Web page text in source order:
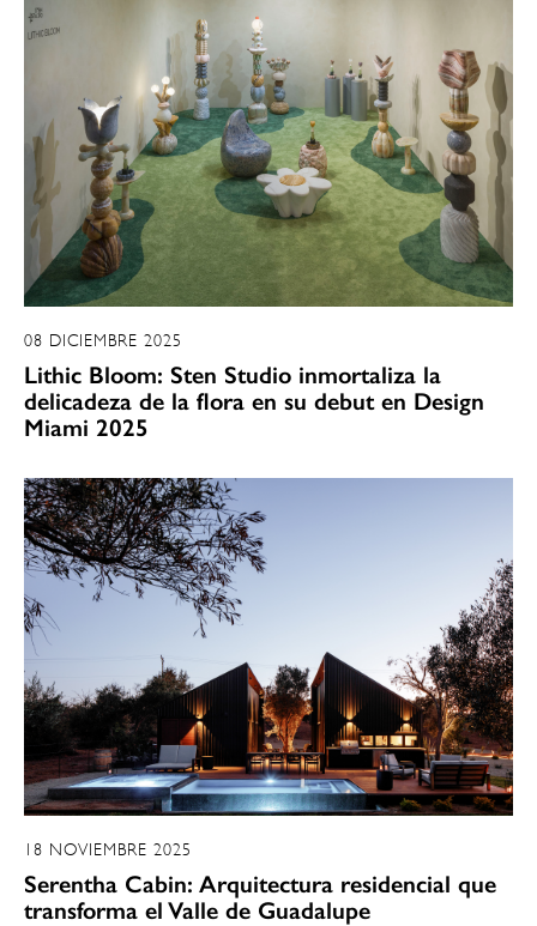
08 DICIEMBRE 2025
Lithic Bloom: Sten Studio inmortaliza la
delicadeza de la flora en su debut en Design
Miami 2025
18 NOVIEMBRE 2025
Serentha Cabin: Arquitectura residencial que
transforma el Valle de Guadalupe